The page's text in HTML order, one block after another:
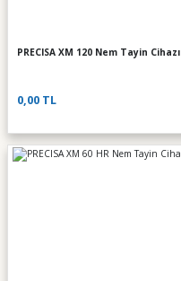
PRECISA XM 120 Nem Tayin Cihazı
0,00 TL